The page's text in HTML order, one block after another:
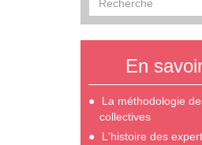
En
La méthodologie
collectives
L'histoire des